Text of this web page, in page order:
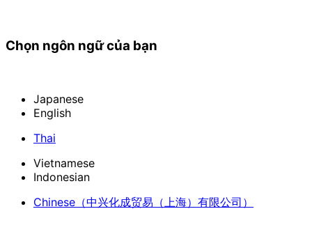
Chọn ngôn ngữ của bạn
Japanese
English
Thai
Vietnamese
Indonesian
Chinese （中兴化成贸易（上海）有限公司）